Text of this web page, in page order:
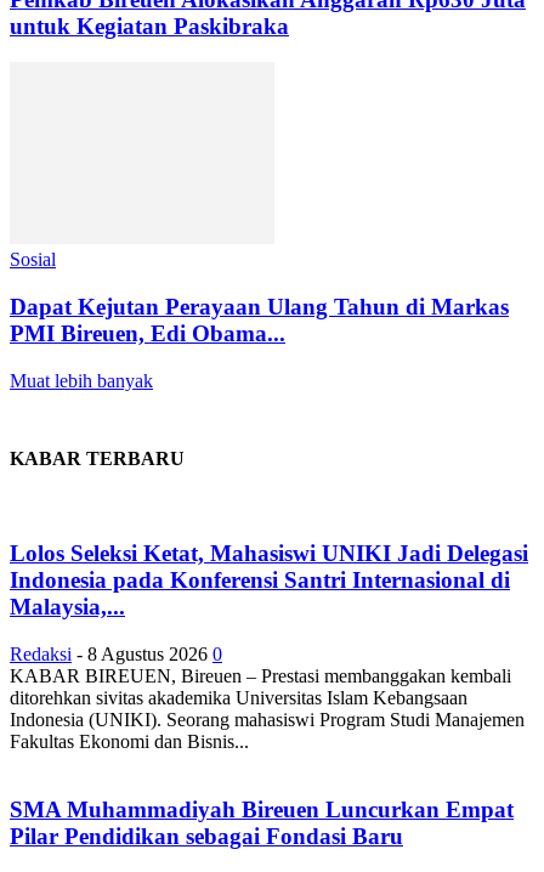
untuk Kegiatan Paskibraka
Sosial
Dapat Kejutan Perayaan Ulang Tahun di Markas
PMI Bireuen, Edi Obama...
Muat lebih banyak
KABAR TERBARU
Lolos Seleksi Ketat, Mahasiswi UNIKI Jadi Delegasi
Indonesia pada Konferensi Santri Internasional di
Malaysia,...
Redaksi - 8 Agustus 2026 0
KABAR BIREUEN, Bireuen – Prestasi membanggakan kembali
ditorehkan sivitas akademika Universitas Islam Kebangsaan
Indonesia (UNIKI). Seorang mahasiswi Program Studi Manajemen
Fakultas Ekonomi dan Bisnis...
SMA Muhammadiyah Bireuen Luncurkan Empat
Pilar Pendidikan sebagai Fondasi Baru